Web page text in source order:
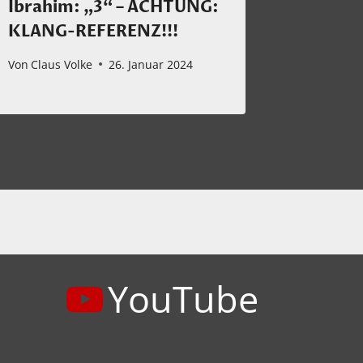
Ibrahim: „3“ – ACHTUNG:
KLANG-REFERENZ!!!
Von Claus Volke 26. Januar 2024
YouTube